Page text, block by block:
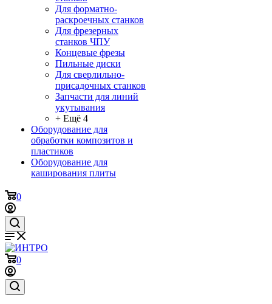
Для форматно-
раскроечных станков
Для фрезерных
станков ЧПУ
Концевые фрезы
Пильные диски
Для сверлильно-
присадочных станков
Запчасти для линий
укутывания
+ Ещё 4
Оборудование для
обработки композитов и
пластиков
Оборудование для
каширования плиты
0
0